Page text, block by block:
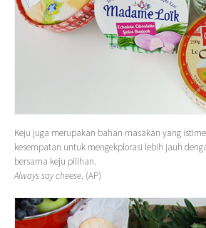
Keju juga merupakan bahan masakan yang
kesempatan untuk mengekplorasi lebih jauh
bersama keju pilihan.
Always say cheese. (AP)